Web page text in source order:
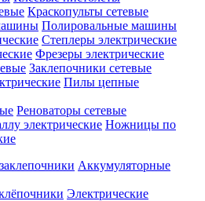
Краскопульты сетевые
Полировальные машины
Степлеры электрические
Фрезеры электрические
Заклепочники сетевые
Пилы цепные
Реноваторы сетевые
Ножницы по
Аккумуляторные
Электрические